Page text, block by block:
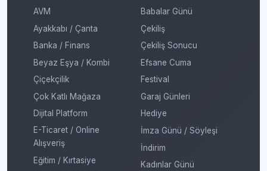
AVM
Ayakkabı / Çanta
Banka / Finans
Beyaz Eşya / Kombi
Çiçekçilik
Çok Katlı Mağaza
Dijital Platform
E-Ticaret / Online
Alışveriş
Eğitim / Kırtasiye
Babalar Günü
Çekiliş
Çekiliş Sonucu
Efsane Cuma
Festival
Garaj Günleri
Hediye
İmza Günü / Söyleşi
İndirim
Kadınlar Günü